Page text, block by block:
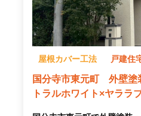
屋根カバー工法 戸建住
国分寺市東元町 外壁塗
トラルホワイト×ヤララ